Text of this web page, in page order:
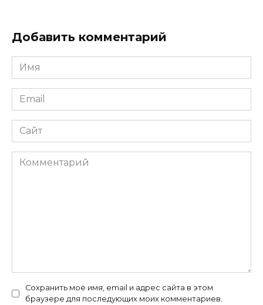
Добавить комментарий
Имя
Email
Сайт
Комментарий
Сохранить моё имя, email и адрес сайта в этом
браузере для последующих моих комментариев.